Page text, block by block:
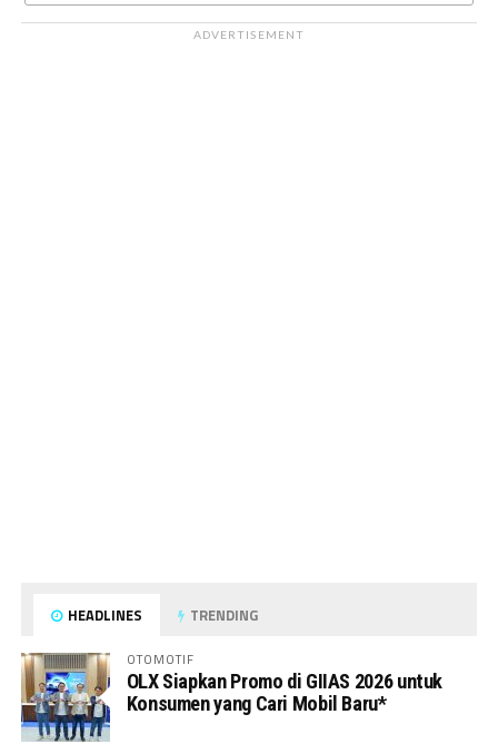
ADVERTISEMENT
HEADLINES TRENDING
OTOMOTIF
OLX Siapkan Promo di GIIAS 2026 untuk
Konsumen yang Cari Mobil Baru*